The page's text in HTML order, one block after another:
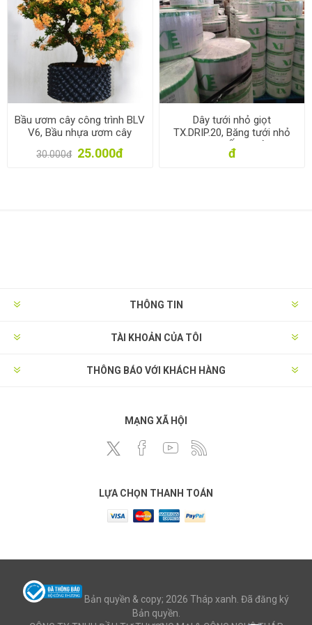
Bầu ươm cây công trình BLV
V6, Bầu nhựa ươm cây
thông minh dày 0.7 mm
30.000đ 25.000đ
Dây tưới nhỏ giọt
TX.DRIP.20, Băng tưới nhỏ
giọt bù áp, Ống nhỏ giọt
16mm, Độ dày 0.2 mm
đ
THÔNG TIN
TÀI KHOẢN CỦA TÔI
THÔNG BÁO VỚI KHÁCH HÀNG
MẠNG XÃ HỘI
LỰA CHỌN THANH TOÁN
Bản quyền & copy; 2026 Tháp xanh. Đã đăng ký
Bản quyền.